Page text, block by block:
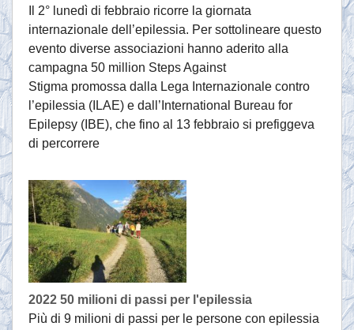
Il 2° lunedì di febbraio ricorre la giornata
internazionale dell’epilessia. Per sottolineare questo
evento diverse associazioni hanno aderito alla
campagna 50 million Steps Against
Stigma promossa dalla Lega Internazionale contro
l’epilessia (ILAE) e dall’International Bureau for
Epilepsy (IBE), che fino al 13 febbraio si prefiggeva
di percorrere
2022 50 milioni di passi per l'epilessia
Più di 9 milioni di passi per le persone con epilessia